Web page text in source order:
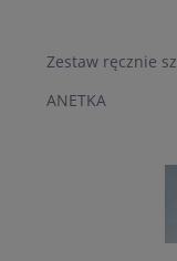
Zestaw ręcznie
ANETKA